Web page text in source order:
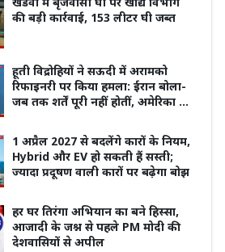
खंडवा में बृजवासी घी पर खाद्य विभाग
की बड़ी कार्रवाई, 153 लीटर घी जब्त
हूती विद्रोहियों ने सऊदी में अरामको
रिफाइनरी पर किया हमला: ईरान बोला-
जब तक शर्तें पूरी नहीं होतीं, अमेरिका से
1 अप्रैल 2027 से बदलेंगे कारों के नियम,
Hybrid और EV हो सकती हैं सस्ती;
ज्यादा प्रदूषण वाली कारों पर बढ़ेगा बोझ
हर घर तिरंगा अभियान का बने हिस्सा,
आजादी के जश्न से पहले PM मोदी की
देशवासियों से अपील